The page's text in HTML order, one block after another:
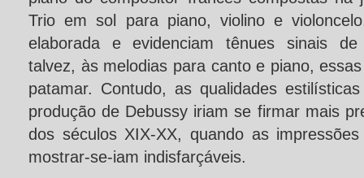
Trio em sol para piano, violino e
elaborada e evidenciam tênues sinais de
talvez, às melodias para canto e piano,
patamar. Contudo, as qualidades
produção de Debussy iriam se firmar mais
dos séculos XIX-XX, quando as
mostrar-se-iam indisfarçáveis.